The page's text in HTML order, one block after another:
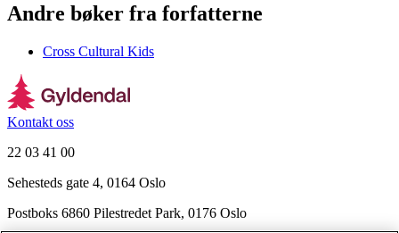
Andre bøker fra forfatterne
Cross Cultural Kids
Kontakt oss
22 03 41 00
Sehesteds gate 4, 0164 Oslo
Postboks 6860 Pilestredet Park, 0176 Oslo